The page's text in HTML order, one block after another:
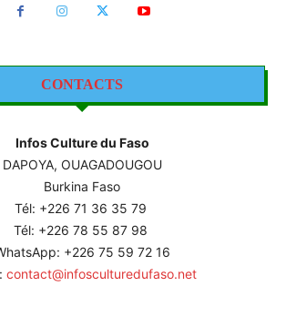
CONTACTS
Infos Culture du Faso
DAPOYA, OUAGADOUGOU
Burkina Faso
Tél: +226 71 36 35 79
Tél: +226 78 55 87 98
+226 75 59 72 16
contact@infosculturedufaso.net